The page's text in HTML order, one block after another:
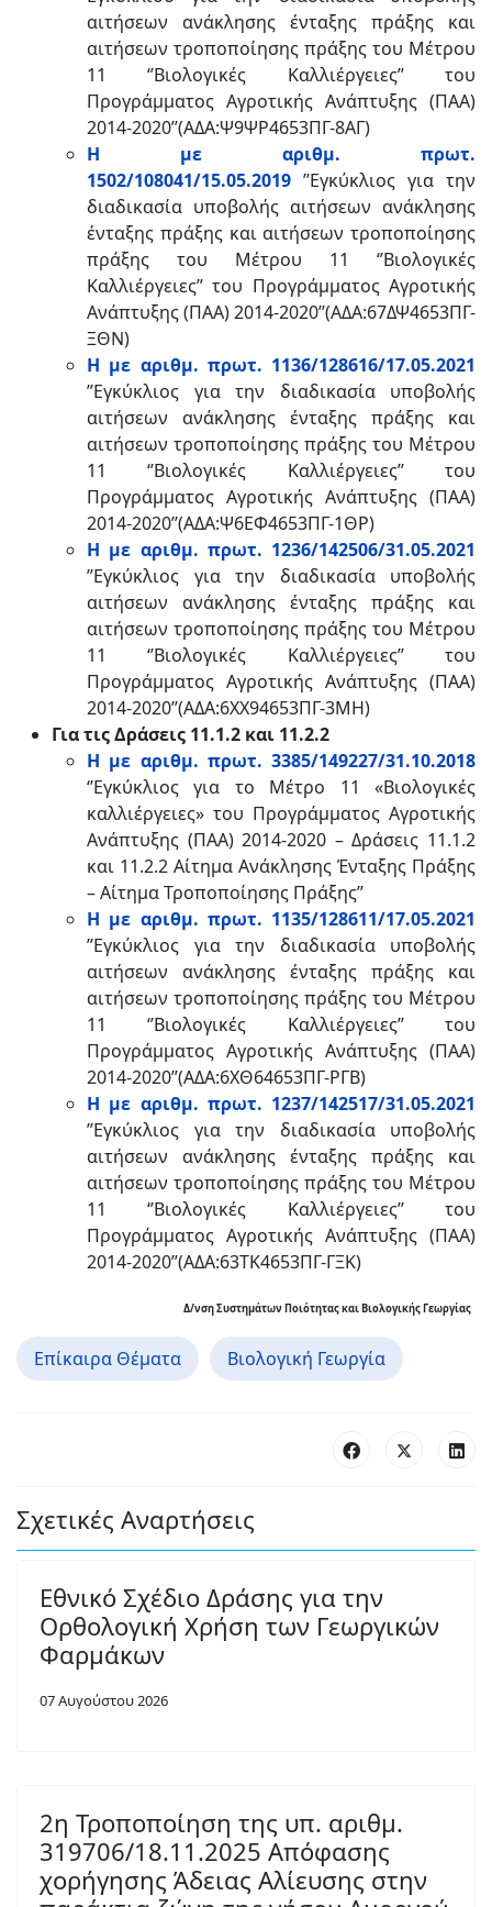
αιτήσεων ανάκλησης ένταξης πράξης και
αιτήσεων τροποποίησης πράξης του Μέτρου
11 ‘’Βιολογικές Καλλιέργειες’’ του
Προγράμματος Αγροτικής Ανάπτυξης (ΠΑΑ)
2014-2020’’(ΑΔΑ:Ψ9ΨΡ4653ΠΓ-8ΑΓ)
Η με αριθμ. πρωτ.
1502/108041/15.05.2019 ’’Εγκύκλιος για την
διαδικασία υποβολής αιτήσεων ανάκλησης
ένταξης πράξης και αιτήσεων τροποποίησης
πράξης του Μέτρου 11 ‘’Βιολογικές
Καλλιέργειες’’ του Προγράμματος Αγροτικής
Ανάπτυξης (ΠΑΑ) 2014-2020’’(ΑΔΑ:67ΔΨ4653ΠΓ-
ΞΘΝ)
Η με αριθμ. πρωτ. 1136/128616/17.05.2021
’’Εγκύκλιος για την διαδικασία υποβολής
αιτήσεων ανάκλησης ένταξης πράξης και
αιτήσεων τροποποίησης πράξης του Μέτρου
11 ‘’Βιολογικές Καλλιέργειες’’ του
Προγράμματος Αγροτικής Ανάπτυξης (ΠΑΑ)
2014-2020’’(ΑΔΑ:Ψ6ΕΦ4653ΠΓ-1ΘΡ)
Η με αριθμ. πρωτ. 1236/142506/31.05.2021
’’Εγκύκλιος για την διαδικασία υποβολής
αιτήσεων ανάκλησης ένταξης πράξης και
αιτήσεων τροποποίησης πράξης του Μέτρου
11 ‘’Βιολογικές Καλλιέργειες’’ του
Προγράμματος Αγροτικής Ανάπτυξης (ΠΑΑ)
2014-2020’’(ΑΔΑ:6ΧΧ94653ΠΓ-3ΜΗ)
Για τις Δράσεις 11.1.2 και 11.2.2
Η με αριθμ. πρωτ. 3385/149227/31.10.2018
‘’Εγκύκλιος για το Μέτρο 11 «Βιολογικές
καλλιέργειες» του Προγράμματος Αγροτικής
Ανάπτυξης (ΠΑΑ) 2014-2020 – Δράσεις 11.1.2
και 11.2.2 Αίτημα Ανάκλησης Ένταξης Πράξης
– Αίτημα Τροποποίησης Πράξης’’
Η με αριθμ. πρωτ. 1135/128611/17.05.2021
’’Εγκύκλιος για την διαδικασία υποβολής
αιτήσεων ανάκλησης ένταξης πράξης και
αιτήσεων τροποποίησης πράξης του Μέτρου
11 ‘’Βιολογικές Καλλιέργειες’’ του
Προγράμματος Αγροτικής Ανάπτυξης (ΠΑΑ)
2014-2020’’(ΑΔΑ:6ΧΘ64653ΠΓ-ΡΓΒ)
Η με αριθμ. πρωτ. 1237/142517/31.05.2021
’’Εγκύκλιος για την διαδικασία υποβολής
αιτήσεων ανάκλησης ένταξης πράξης και
αιτήσεων τροποποίησης πράξης του Μέτρου
11 ‘’Βιολογικές Καλλιέργειες’’ του
Προγράμματος Αγροτικής Ανάπτυξης (ΠΑΑ)
2014-2020’’(ΑΔΑ:63ΤΚ4653ΠΓ-ΓΞΚ)
Δ/νση Συστημάτων Ποιότητας και Βιολογικής Γεωργίας
Επίκαιρα Θέματα Βιολογική Γεωργία
Σχετικές Αναρτήσεις
Εθνικό Σχέδιο Δράσης για την
Ορθολογική Χρήση των Γεωργικών
Φαρμάκων
07 Αυγούστου 2026
2η Τροποποίηση της υπ. αριθμ.
319706/18.11.2025 Απόφασης
χορήγησης Άδειας Αλίευσης στην